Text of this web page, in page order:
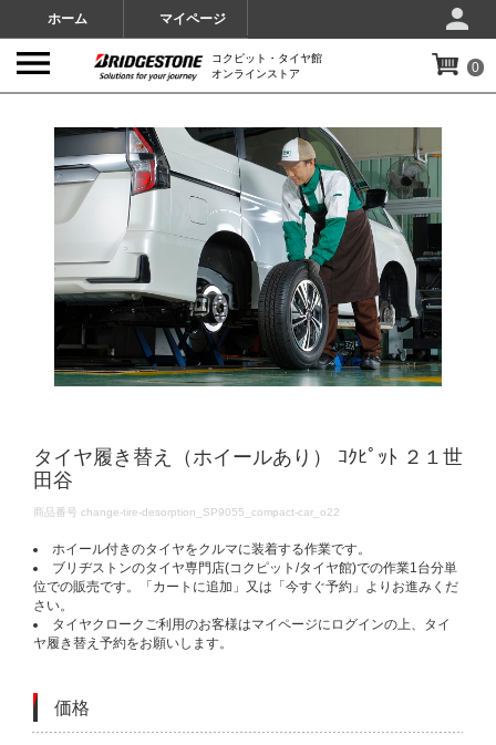
ホーム マイページ
コクピット・タイヤ館
オンラインストア
0
タイヤ履き替え（ホイールあり） ｺｸﾋﾟｯﾄ ２１世
田谷
DETAILS
商品番号 change-tire-desorption_SP9055_compact-car_o22
ホイール付きのタイヤをクルマに装着する作業です。
ブリヂストンのタイヤ専門店(コクピット/タイヤ館)での作業1台分単
位での販売です。「カートに追加」又は「今すぐ予約」よりお進みくだ
さい。
タイヤクロークご利用のお客様はマイページにログインの上、タイ
ヤ履き替え予約をお願いします。
価格